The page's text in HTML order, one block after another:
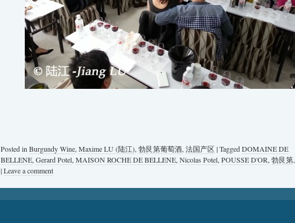
Posted in Burgundy Wine, Maxime LU (陆江), 勃艮第葡萄酒, 法国产区|TaggedDOMAINE DE
BELLENE, Gerard Potel, MAISON ROCHE DE BELLENE, Nicolas Potel, POUSSE D'OR, 勃艮第,
|Leave a comment